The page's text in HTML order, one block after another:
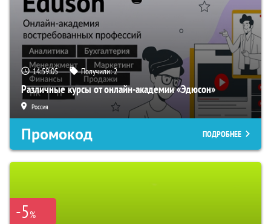
14:59:04 Получили:2
Различные курсы от онлайн-академии «Эдюсон»
Россия
Промокод ПОДРОБНЕЕ
-5%